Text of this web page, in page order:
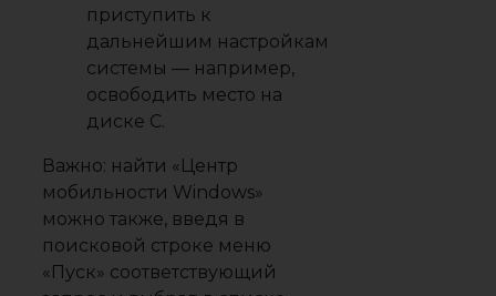
приступить к
дальнейшим настройкам
системы — например,
освободить место на
диске С.
Важно: найти «Центр
мобильности Windows»
можно также, введя в
поисковой строке меню
«Пуск» соответствующий